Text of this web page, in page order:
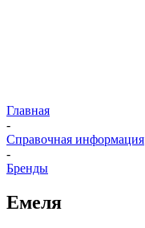
Главная
-
Справочная информация
-
Бренды
Емеля